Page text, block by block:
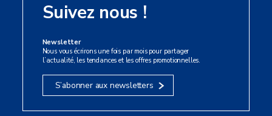
Suivez nous !
Newsletter
Nous vous écrirons une fois par mois pour partager
l’actualité, les tendances et les offres promotionnelles.
S’abonner aux newsletters